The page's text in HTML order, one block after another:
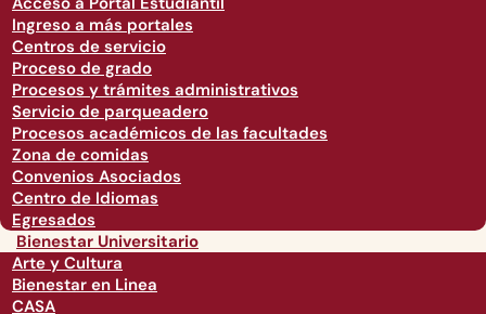
Ingreso a más portales
Centros de servicio
Proceso de grado
Procesos y trámites administrativos
Servicio de parqueadero
Procesos académicos de las facultades
Zona de comidas
Convenios Asociados
Centro de Idiomas
Egresados
Bienestar Universitario
Arte y Cultura
Bienestar en Linea
CASA